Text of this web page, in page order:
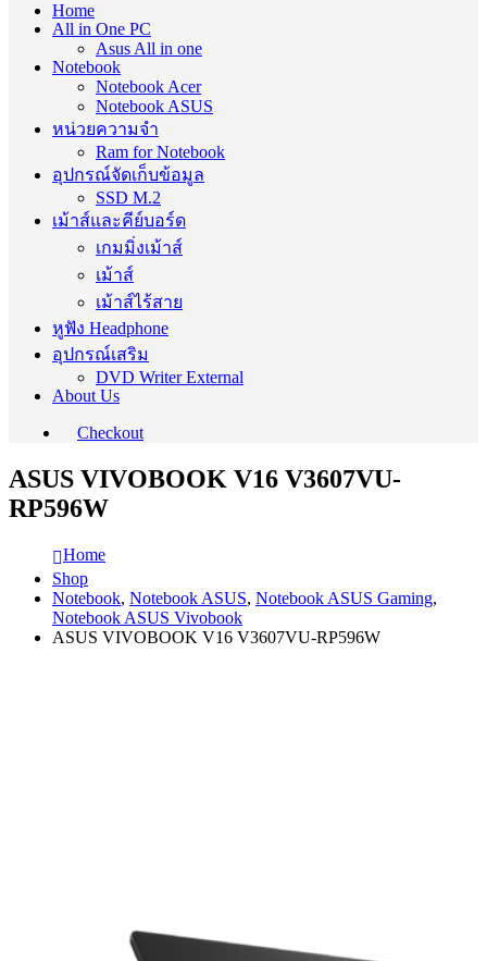
Home
All in One PC
Asus All in one
Notebook
Notebook Acer
Notebook ASUS
หน่วยความจำ
Ram for Notebook
อุปกรณ์จัดเก็บข้อมูล
SSD M.2
เม้าส์และคีย์บอร์ด
เกมมิ่งเม้าส์
เม้าส์
เม้าส์ไร้สาย
หูฟัง Headphone
อุปกรณ์เสริม
DVD Writer External
About Us
Checkout
ASUS VIVOBOOK V16 V3607VU-
RP596W
Home
Shop
Notebook, Notebook ASUS, Notebook ASUS Gaming,
Notebook ASUS Vivobook
ASUS VIVOBOOK V16 V3607VU-RP596W